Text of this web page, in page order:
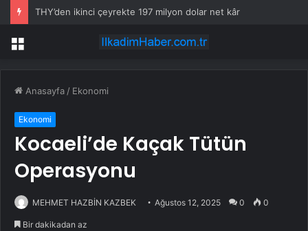
THY’den ikinci çeyrekte 197 milyon dolar net kâr
Menü
Anasayfa / Ekonomi
Ekonomi
Kocaeli’de Kaçak Tütün
Operasyonu
MEHMET HAZBİN KAZBEK Ağustos 12, 2025 0 0
Bir dakikadan az